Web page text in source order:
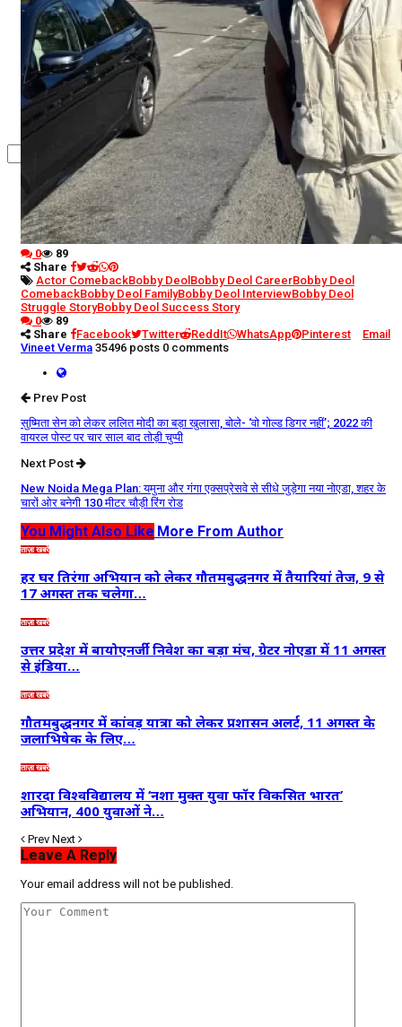
कृषि
धर्म
विज्ञान तकनीकी
0
89
Share
Actor ComebackBobby Deol Bobby Deol CareerBobby Deol
ComebackBobby Deol FamilyBobby Deol InterviewBobby Deol
Struggle StoryBobby Deol Success Story
0
89
Share
Facebook Twitter ReddIt WhatsApp Pinterest
Email
Vineet Verma 35496 posts 0 comments
Prev Post
सुष्मिता सेन को लेकर ललित मोदी का बड़ा खुलासा, बोले- ‘वो गोल्ड डिगर नहीं’; 2022 की
वायरल पोस्ट पर चार साल बाद तोड़ी चुप्पी
Next Post
New Noida Mega Plan: यमुना और गंगा एक्सप्रेसवे से सीधे जुड़ेगा नया नोएडा, शहर के
चारों ओर बनेगी 130 मीटर चौड़ी रिंग रोड
You Might Also Like More From Author
ताज़ा खबरें
हर घर तिरंगा अभियान को लेकर गौतमबुद्धनगर में तैयारियां तेज, 9 से
17 अगस्त तक चलेगा…
ताज़ा खबरें
उत्तर प्रदेश में बायोएनर्जी निवेश का बड़ा मंच, ग्रेटर नोएडा में 11 अगस्त
से इंडिया…
ताज़ा खबरें
गौतमबुद्धनगर में कांवड़ यात्रा को लेकर प्रशासन अलर्ट, 11 अगस्त के
जलाभिषेक के लिए…
ताज़ा खबरें
शारदा विश्वविद्यालय में ‘नशा मुक्त युवा फॉर विकसित भारत’
अभियान, 400 युवाओं ने…
Prev Next
Leave A Reply
Your email address will not be published.